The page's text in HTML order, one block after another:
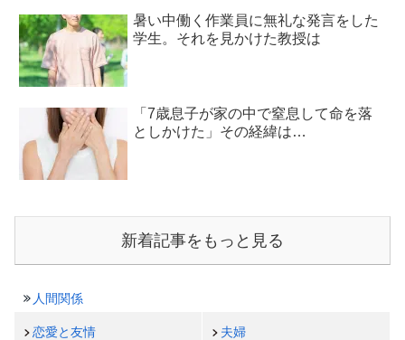
暑い中働く作業員に無礼な発言をした
学生。それを見かけた教授は
「7歳息子が家の中で窒息して命を落
としかけた」その経緯は…
新着記事をもっと見る
人間関係
恋愛と友情 夫婦